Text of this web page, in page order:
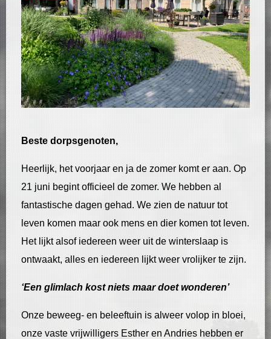
Beste dorpsgenoten,
Heerlijk, het voorjaar en ja de zomer komt er aan. Op
21 juni begint officieel de zomer. We hebben al
fantastische dagen gehad. We zien de natuur tot
leven komen maar ook mens en dier komen tot leven.
Het lijkt alsof iedereen weer uit de winterslaap is
ontwaakt, alles en iedereen lijkt weer vrolijker te zijn.
‘Een glimlach kost niets maar doet wonderen’
Onze beweeg- en beleeftuin is alweer volop in bloei,
onze vaste vrijwilligers Esther en Andries hebben er